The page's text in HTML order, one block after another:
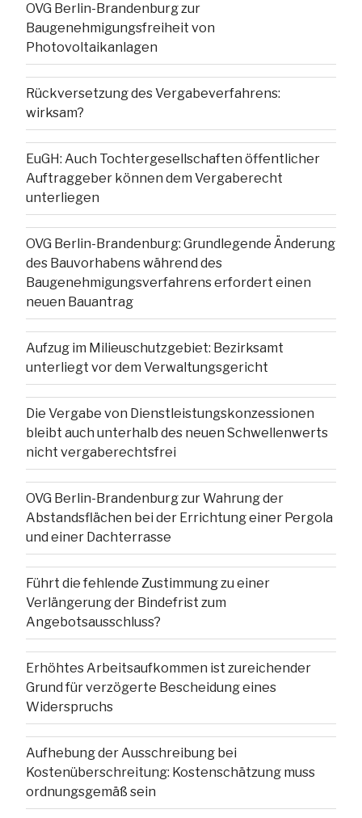
OVG Berlin-Brandenburg zur
Baugenehmigungsfreiheit von
Photovoltaikanlagen
Rückversetzung des Vergabeverfahrens:
wirksam?
EuGH: Auch Tochtergesellschaften öffentlicher
Auftraggeber können dem Vergaberecht
unterliegen
OVG Berlin-Brandenburg: Grundlegende Änderung
des Bauvorhabens während des
Baugenehmigungsverfahrens erfordert einen
neuen Bauantrag
Aufzug im Milieuschutzgebiet: Bezirksamt
unterliegt vor dem Verwaltungsgericht
Die Vergabe von Dienstleistungskonzessionen
bleibt auch unterhalb des neuen Schwellenwerts
nicht vergaberechtsfrei
OVG Berlin-Brandenburg zur Wahrung der
Abstandsflächen bei der Errichtung einer Pergola
und einer Dachterrasse
Führt die fehlende Zustimmung zu einer
Verlängerung der Bindefrist zum
Angebotsausschluss?
Erhöhtes Arbeitsaufkommen ist zureichender
Grund für verzögerte Bescheidung eines
Widerspruchs
Aufhebung der Ausschreibung bei
Kostenüberschreitung: Kostenschätzung muss
ordnungsgemäß sein